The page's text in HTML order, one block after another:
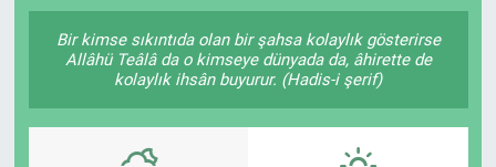
Bir kimse sıkıntıda olan bir şahsa kolaylık gösterirse
Allâhü Teâlâ da o kimseye dünyada da, âhirette de
kolaylık ihsân buyurur. (Hadis-i şerif)